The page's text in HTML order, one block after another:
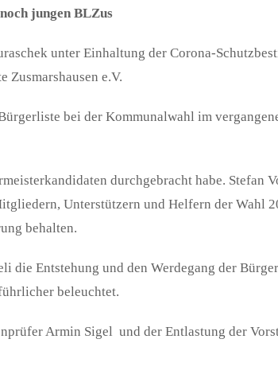
jungen BLZus
unter Einhaltung der Corona-
Zusmarshausen e.V.
bei der Kommunalwahl im
durchgebracht habe. Stefan
Unterstützern und Helfern der Wahl
behalten.
Entstehung und den Werdegang der
beleuchtet.
Armin Sigel und der Entlastung der